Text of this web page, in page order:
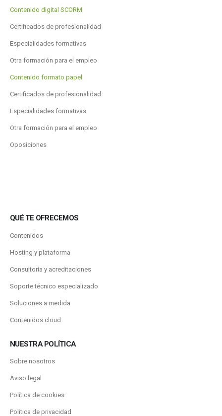
Contenido digital SCORM
Certificados de profesionalidad
Especialidades formativas
Otra formación para el empleo
Contenido formato papel
Certificados de profesionalidad
Especialidades formativas
Otra formación para el empleo
Oposiciones
QUÉ TE OFRECEMOS
Contenidos
Hosting y plataforma
Consultoría y acreditaciones
Soporte técnico especializado
Soluciones a medida
Contenidos.cloud
NUESTRA POLÍTICA
Sobre nosotros
Aviso legal
Política de cookies
Politica de privacidad